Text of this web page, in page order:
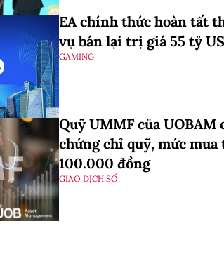
EA chính thức hoàn tất
vụ bán lại trị giá 55 tỷ
GAMING
Quỹ UMMF của UOBAM
chứng chỉ quỹ, mức
100.000 đồng
GIAO DỊCH SỐ